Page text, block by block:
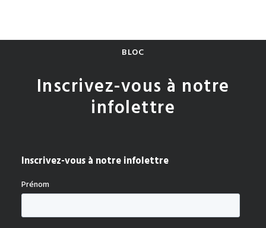
BLOC
Inscrivez-vous à notre
infolettre